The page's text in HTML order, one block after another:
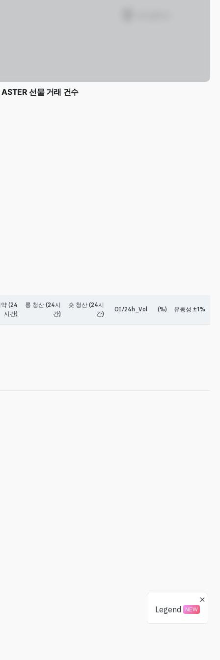
Legend NEW
ASTER 선물 거래 건수
(24
시간)
롱 청산 (24시
간)
숏 청산 (24시
간)
OI/24h_Vol (%) 유동성 ±1%